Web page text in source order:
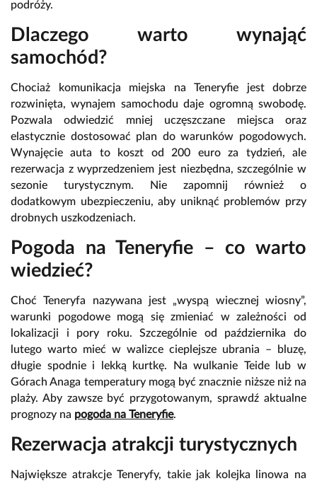
podróży.
Dlaczego warto wynająć
samochód?
Chociaż komunikacja miejska na Teneryfie jest dobrze
rozwinięta, wynajem samochodu daje ogromną swobodę.
Pozwala odwiedzić mniej uczęszczane miejsca oraz
elastycznie dostosować plan do warunków pogodowych.
Wynajęcie auta to koszt od 200 euro za tydzień, ale
rezerwacja z wyprzedzeniem jest niezbędna, szczególnie w
sezonie turystycznym. Nie zapomnij również o
dodatkowym ubezpieczeniu, aby uniknąć problemów przy
drobnych uszkodzeniach.
Pogoda na Teneryfie – co warto
wiedzieć?
Choć Teneryfa nazywana jest „wyspą wiecznej wiosny”,
warunki pogodowe mogą się zmieniać w zależności od
lokalizacji i pory roku. Szczególnie od października do
lutego warto mieć w walizce cieplejsze ubrania – bluzę,
długie spodnie i lekką kurtkę. Na wulkanie Teide lub w
Górach Anaga temperatury mogą być znacznie niższe niż na
plaży. Aby zawsze być przygotowanym, sprawdź aktualne
prognozy na pogoda na Teneryfie.
Rezerwacja atrakcji turystycznych
Największe atrakcje Teneryfy, takie jak kolejka linowa na